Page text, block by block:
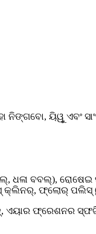
ନିଙ୍ଗବୋ, ୟିୱୁ ଏବଂ
ଧଳା ବବଲ୍),
ଫ୍ଲୋର୍ ପଲିସ୍
ଏୟାର ଫ୍ରେଶନର